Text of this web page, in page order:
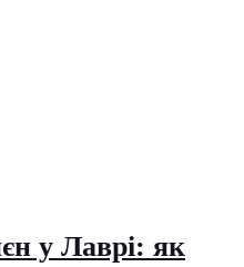
у Лаврі: як